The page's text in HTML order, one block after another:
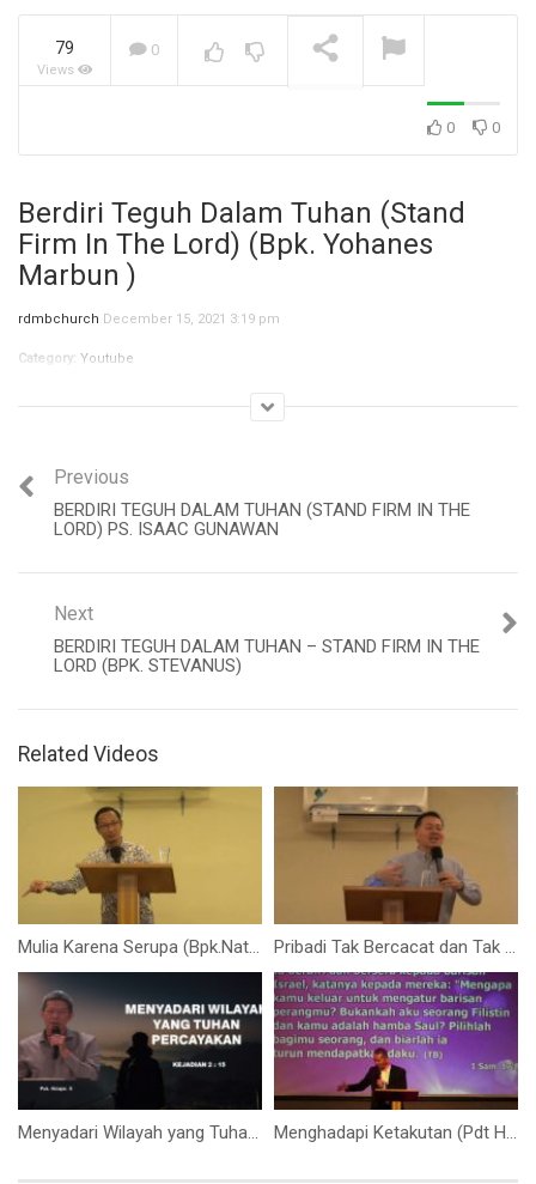
Jangan Biarkan Masa Lalu,
Depanmu! (Ibu Siane)
79
Views
0
0 0
Berdiri Teguh Dalam Tuhan (Stand
Firm In The Lord) (Bpk. Yohanes
Marbun )
rdmbchurch December 15, 2021 3:19 pm
Category: Youtube
Previous
BERDIRI TEGUH DALAM TUHAN (STAND FIRM IN THE
LORD) PS. ISAAC GUNAWAN
Next
BERDIRI TEGUH DALAM TUHAN – STAND FIRM IN THE
LORD (BPK. STEVANUS)
Related Videos
Mulia Karena Serupa (Bpk.Nathanael) Pribadi Tak Bercacat dan Tak Bernoda (Menjadi Role Model) – (Bpk.Isaac Gunawan)
Menyadari Wilayah yang Tuhan Percayakan (Pak. Hidajat S) Menghadapi Ketakutan (Pdt Hisar Tambun)